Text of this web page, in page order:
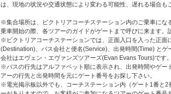
は、現地の状況や交通状態により変わる可能性、遅れる場合も
※集合場所は、ビクトリアコーチステーション内のご乗車にな
乗車開始の際、各ツアーのガイドがゲートまで呼びに来ます。
※ビクトリアコーチステーションでは、正面入口を入った正
(Destination)、バス会社と便名(Service)、出発時間(Time) と
会社はエヴェン・エヴァンズツアーズ(Evan Evans Tours)です。
※バスの行先はアルファベット順に表示され、出発時間やゲ
アーの行先と出発時間を元にゲート番号をお探し下さい。
※電光掲示板以外でも、コーチステーション内（ゲート1番と